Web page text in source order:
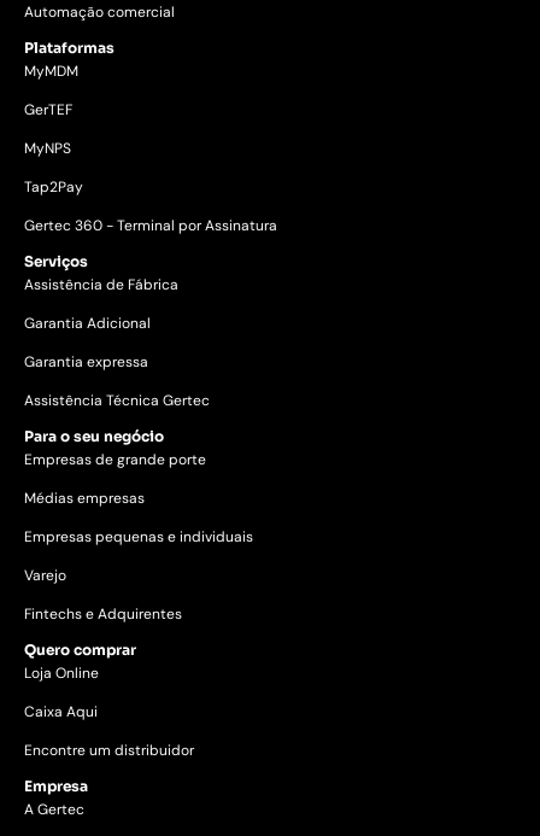
Automação comercial
Plataformas
MyMDM
GerTEF
MyNPS
Tap2Pay
Gertec 360 - Terminal por Assinatura
Serviços
Assistência de Fábrica
Garantia Adicional
Garantia expressa
Assistência Técnica Gertec
Para o seu negócio
Empresas de grande porte
Médias empresas
Empresas pequenas e individuais
Varejo
Fintechs e Adquirentes
Quero comprar
Loja Online
Caixa Aqui
Encontre um distribuidor
Empresa
A Gertec